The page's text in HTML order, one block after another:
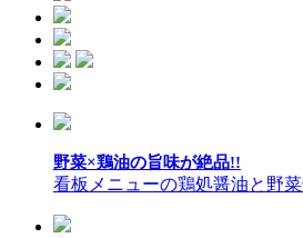
野菜×鶏油の旨味が絶品!!
看板メニューの鶏処醤油と野